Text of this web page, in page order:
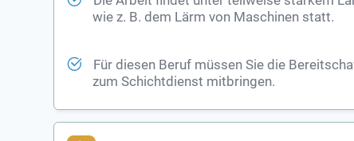
wie z. B. dem Lärm von Maschinen statt.
Für diesen Beruf müssen Sie die
zum Schichtdienst mitbringen.